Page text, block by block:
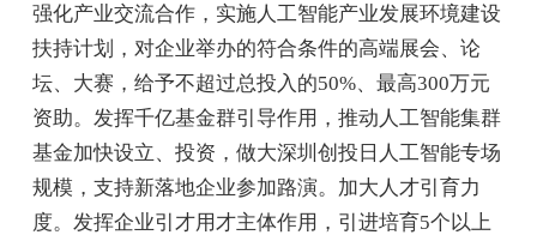
强化产业交流合作，实施人工智能产业发展环境建设
扶持计划，对企业举办的符合条件的高端展会、论
坛、大赛，给予不超过总投入的50%、最高300万元
资助。发挥千亿基金群引导作用，推动人工智能集群
基金加快设立、投资，做大深圳创投日人工智能专场
规模，支持新落地企业参加路演。加大人才引育力
度。发挥企业引才用才主体作用，引进培育5个以上